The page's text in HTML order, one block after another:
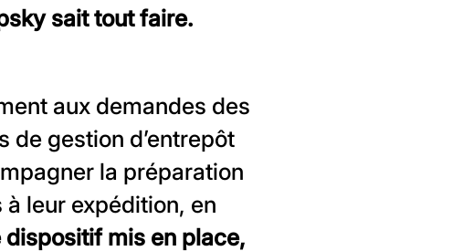
sait tout faire.
aux demandes des
gestion d’entrepôt
la préparation
leur expédition, en
mis en place,